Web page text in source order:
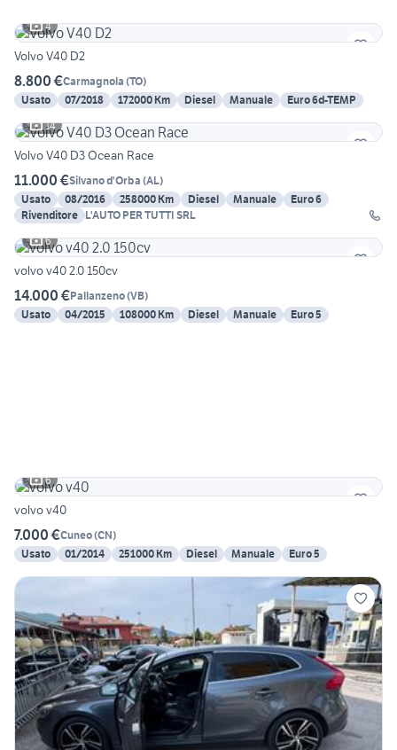
4
Volvo V40 D2
8.800 €Carmagnola (TO)
Usato
07/2018 172000 Km Diesel Manuale
Euro 6d-TEMP
14
Volvo V40 D3 Ocean Race
11.000 €Silvano d'Orba (AL)
Usato
08/2016 258000 Km Diesel Manuale
Euro 6
Rivenditore L'AUTO PER TUTTI SRL
6
volvo v40 2.0 150cv
14.000 €Pallanzeno(VB)
Usato
04/2015 108000 Km Diesel Manuale Euro 5
6
volvo v40
7.000 €Cuneo(CN)
Usato
01/2014 251000 Km Diesel Manuale Euro 5